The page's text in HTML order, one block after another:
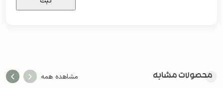
محصولات مشابه مشاهده همه